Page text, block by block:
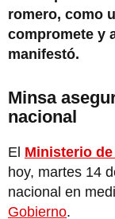
romero, como
compromete y
manifestó.
Minsa
nacional
El Ministerio
hoy, martes 14
nacional en
Gobierno.